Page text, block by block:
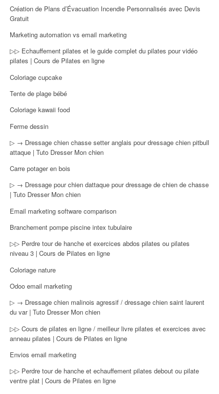
Création de Plans d’Évacuation Incendie Personnalisés avec Devis
Gratuit
Marketing automation vs email marketing
▷▷ Echauffement pilates et le guide complet du pilates pour vidéo
pilates | Cours de Pilates en ligne
Coloriage cupcake
Tente de plage bébé
Coloriage kawaii food
Ferme dessin
▷ → Dressage chien chasse setter anglais pour dressage chien pitbull
attaque | Tuto Dresser Mon chien
Carre potager en bois
▷ → Dressage pour chien dattaque pour dressage de chien de chasse
| Tuto Dresser Mon chien
Email marketing software comparison
Branchement pompe piscine intex tubulaire
▷▷ Perdre tour de hanche et exercices abdos pilates ou pilates
niveau 3 | Cours de Pilates en ligne
Coloriage nature
Odoo email marketing
▷ → Dressage chien malinois agressif / dressage chien saint laurent
du var | Tuto Dresser Mon chien
▷▷ Cours de pilates en ligne / meilleur livre pilates et exercices avec
anneau pilates | Cours de Pilates en ligne
Envios email marketing
▷▷ Perdre tour de hanche et echauffement pilates debout ou pilate
ventre plat | Cours de Pilates en ligne